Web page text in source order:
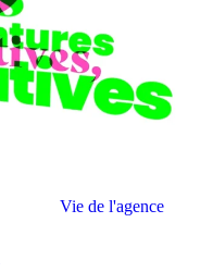
Vie de l'agence